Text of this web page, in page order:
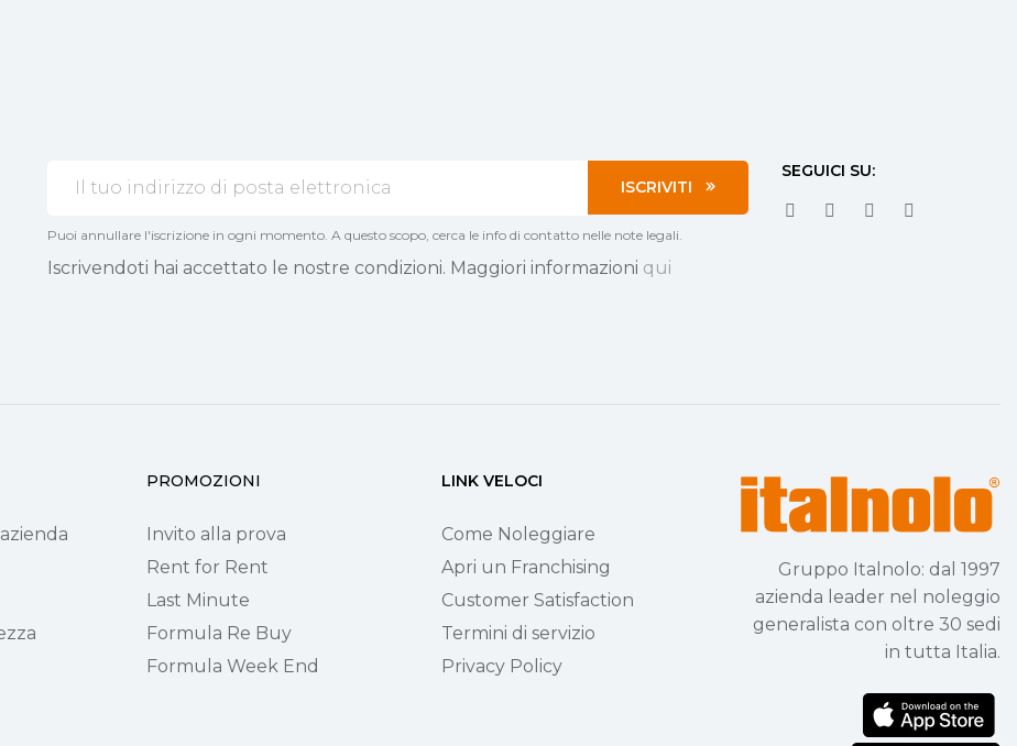
ISCRIVITI
Puoi annullare l'iscrizione in ogni momento. A questo scopo, cerca le info di contatto nelle note legali.
Iscrivendoti hai accettato le nostre condizioni. Maggiori informazioni qui
SEGUICI SU:
PROMOZIONI
Invito alla prova
Rent for Rent
Last Minute
Formula Re Buy
Formula Week End
LINK VELOCI
Come Noleggiare
Apri un Franchising
Customer Satisfaction
Termini di servizio
Privacy Policy
Gruppo Italnolo: dal 1997
azienda leader nel noleggio
generalista con oltre 30 sedi
in tutta Italia.